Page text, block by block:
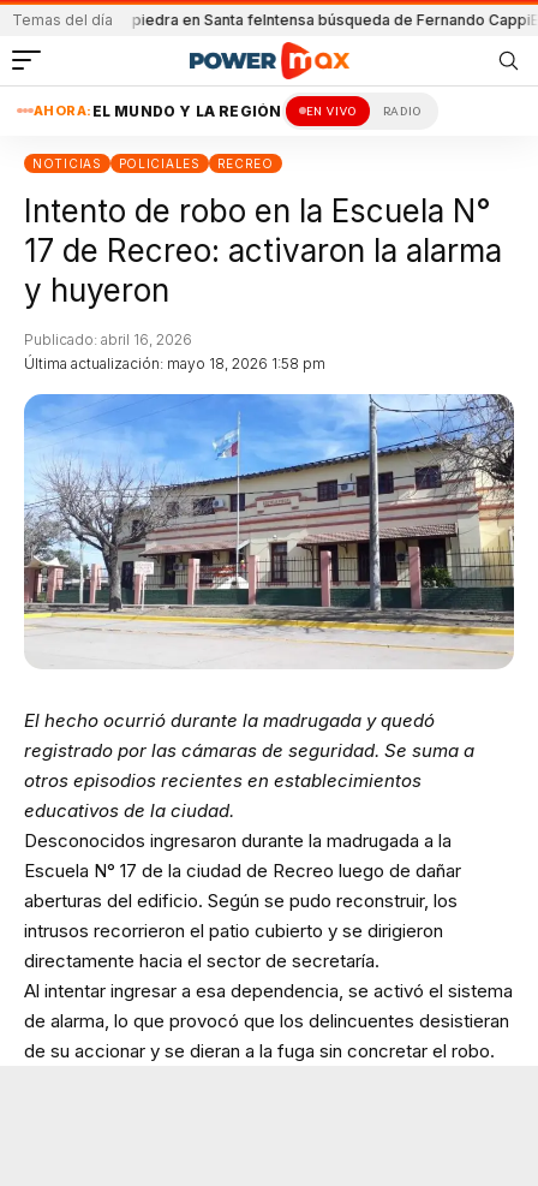
Temas del día
con una piedra en Santa feIntensa búsqueda de Fernando CappiEl
AHORA: EL MUNDO Y LA REGIÓN EN VIVO RADIO
NOTICIAS POLICIALES RECREO
Intento de robo en la Escuela N°
17 de Recreo: activaron la alarma
y huyeron
Última actualización: mayo 18, 2026 1:58 pm
Publicado: abril 16, 2026
El hecho ocurrió durante la madrugada y quedó
registrado por las cámaras de seguridad. Se suma a
otros episodios recientes en establecimientos
educativos de la ciudad.
Desconocidos ingresaron durante la madrugada a la
Escuela N° 17 de la ciudad de Recreo luego de dañar
aberturas del edificio. Según se pudo reconstruir, los
intrusos recorrieron el patio cubierto y se dirigieron
directamente hacia el sector de secretaría.
Al intentar ingresar a esa dependencia, se activó el sistema
de alarma, lo que provocó que los delincuentes desistieran
de su accionar y se dieran a la fuga sin concretar el robo.